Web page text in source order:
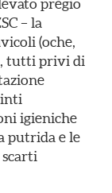
pregio
– la
(oche,
tutti privi di
igieniche
putrida e le